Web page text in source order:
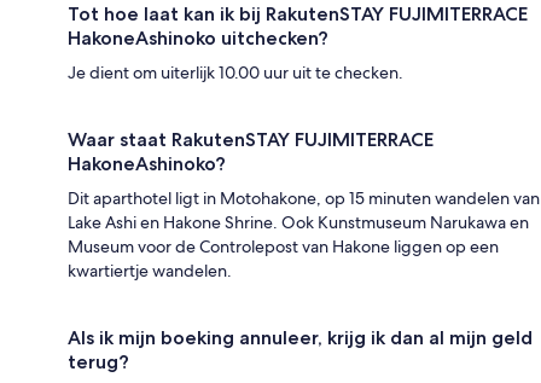
Tot hoe laat kan ik bij RakutenSTAY FUJIMITERRACE
HakoneAshinoko uitchecken?
Je dient om uiterlijk 10.00 uur uit te checken.
Waar staat RakutenSTAY FUJIMITERRACE
HakoneAshinoko?
Dit aparthotel ligt in Motohakone, op 15 minuten wandelen van
Lake Ashi en Hakone Shrine. Ook Kunstmuseum Narukawa en
Museum voor de Controlepost van Hakone liggen op een
kwartiertje wandelen.
Als ik mijn boeking annuleer, krijg ik dan al mijn geld
terug?